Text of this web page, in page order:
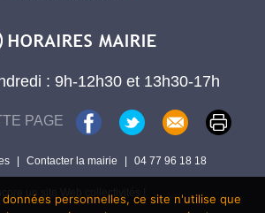
: 9h-12h30 et 13h30-17h
PAGE
| Contacter la mairie | 04 77 96 18 18
un site Web collectivités !
personnelles, ce site n'utilise que